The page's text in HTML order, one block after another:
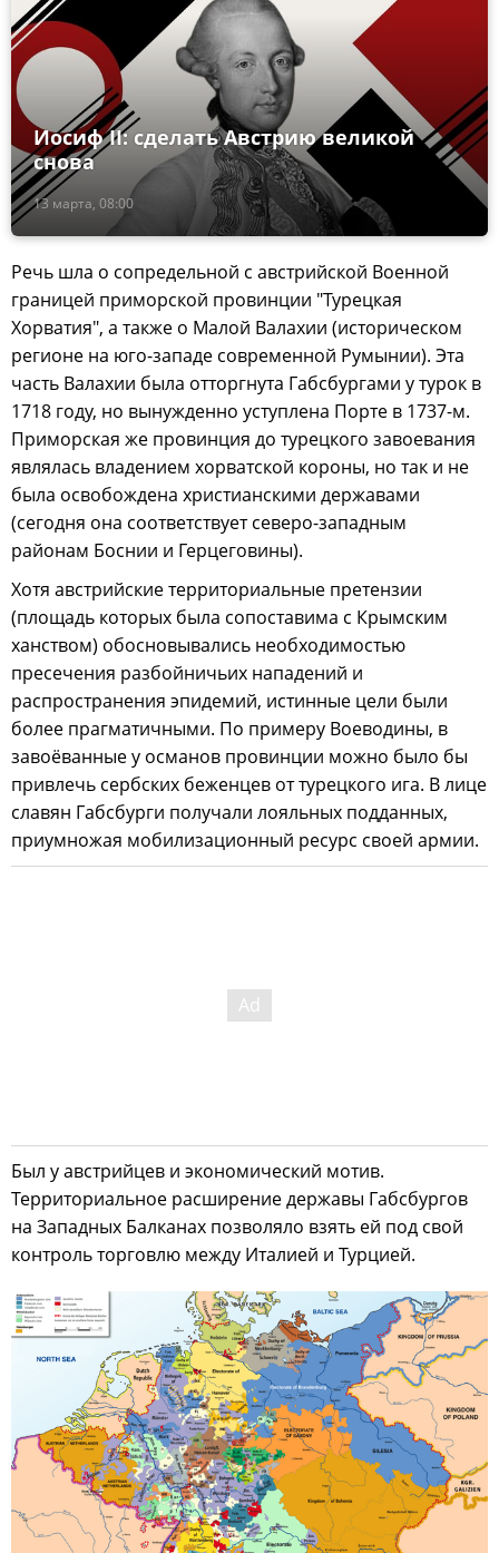
13 марта, 08:00
Иосиф II: сделать Австрию великой
снова
Речь шла о сопредельной с австрийской Военной
границей приморской провинции "Турецкая
Хорватия", а также о Малой Валахии (историческом
регионе на юго-западе современной Румынии). Эта
часть Валахии была отторгнута Габсбургами у турок в
1718 году, но вынужденно уступлена Порте в 1737-м.
Приморская же провинция до турецкого завоевания
являлась владением хорватской короны, но так и не
была освобождена христианскими державами
(сегодня она соответствует северо-западным
районам Боснии и Герцеговины).
Хотя австрийские территориальные претензии
(площадь которых была сопоставима с Крымским
ханством) обосновывались необходимостью
пресечения разбойничьих нападений и
распространения эпидемий, истинные цели были
более прагматичными. По примеру Воеводины, в
завоёванные у османов провинции можно было бы
привлечь сербских беженцев от турецкого ига. В лице
славян Габсбурги получали лояльных подданных,
приумножая мобилизационный ресурс своей армии.
Был у австрийцев и экономический мотив.
Территориальное расширение державы Габсбургов
на Западных Балканах позволяло взять ей под свой
контроль торговлю между Италией и Турцией.